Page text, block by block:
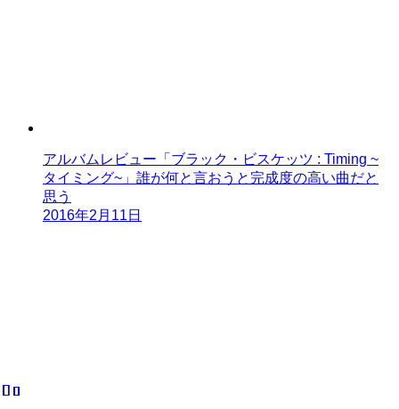
アルバムレビュー「ブラック・ビスケッツ : Timing ~
タイミング~」誰が何と言おうと完成度の高い曲だと
思う
2016年2月11日